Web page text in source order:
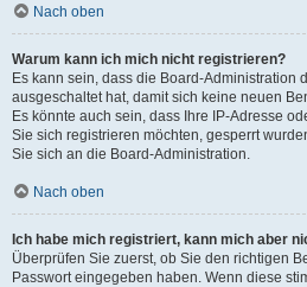
Nach oben
Warum kann ich mich nicht registrieren?
Es kann sein, dass die Board-Administration
ausgeschaltet hat, damit sich keine neuen
Es könnte auch sein, dass Ihre IP-Adresse
Sie sich registrieren möchten, gesperrt
Sie sich an die Board-Administration.
Nach oben
Ich habe mich registriert, kann mich aber
Überprüfen Sie zuerst, ob Sie den richtigen
Passwort eingegeben haben. Wenn diese